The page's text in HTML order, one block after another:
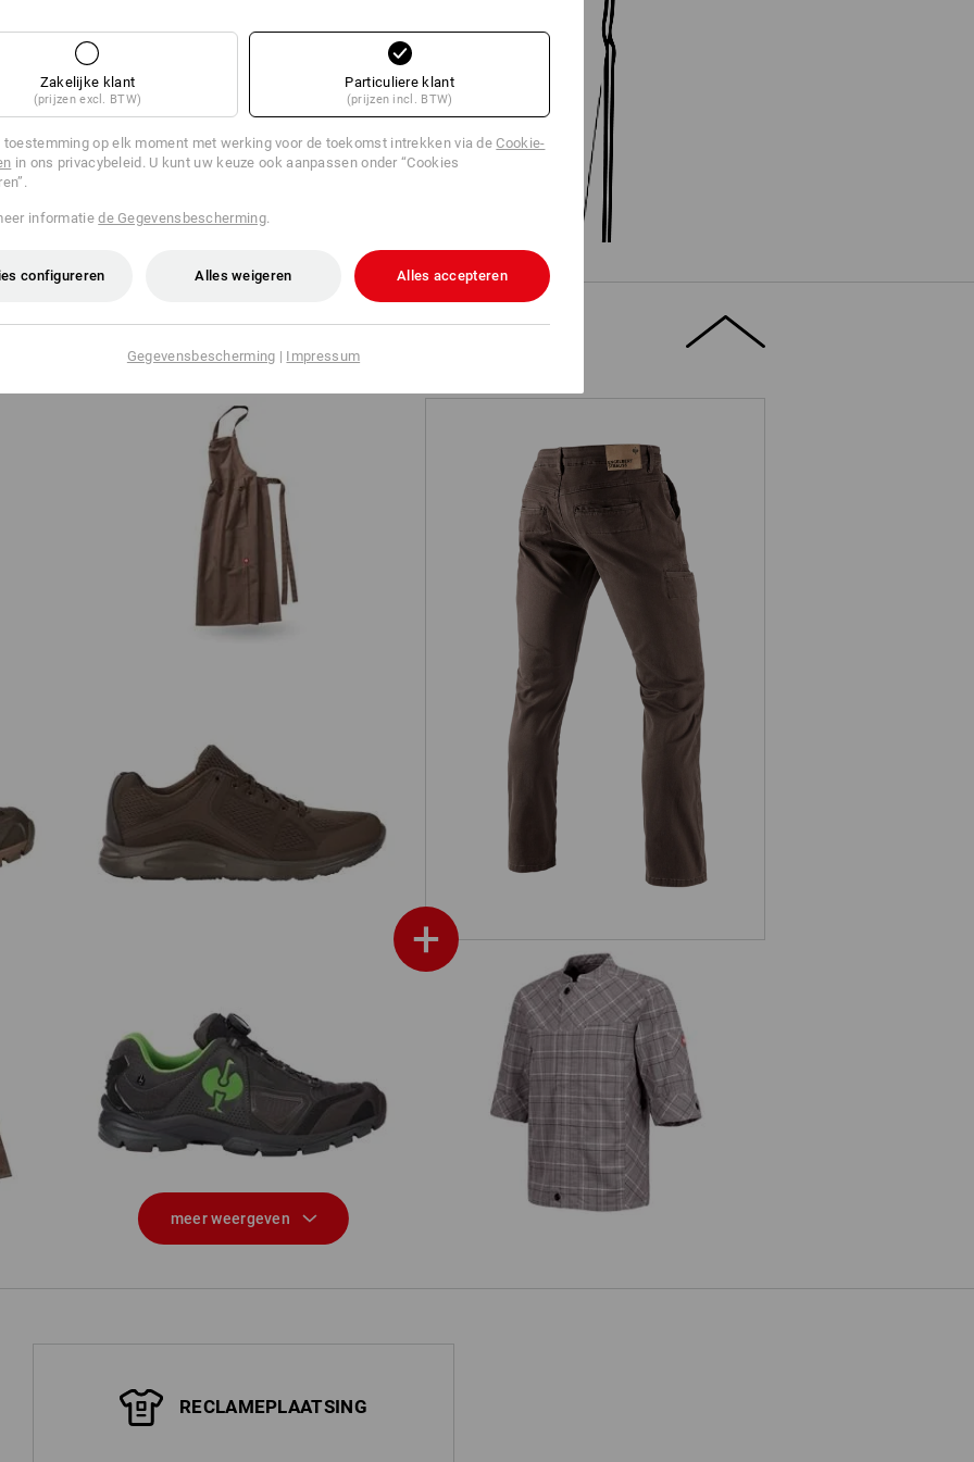
de perfecte werkbroek? Vertel ons
De broekzoeker bepaalt dan uw
e.s. Werkbroek Chino, heren
+
Halterschort e.s.fusion, heren
e.s. O1 Werkschoenen Asterope
O2 Werkschoenen e.s. Minkar II Werkjack korte mouw e.s.fusion, heren
meer weergeven
RECLAMEPLAATSING
Zakelijke klant
(prijzen excl. BTW)
Particuliere klant
(prijzen incl. BTW)
toestemming op elk moment met werking voor de toekomst intrekken via deCookie-
in ons privacybeleid. U kunt uw keuze ook aanpassen onder “Cookies
informatiede Gegevensbescherming.
configureren Alles weigeren Alles accepteren
Gegevensbescherming | Impressum